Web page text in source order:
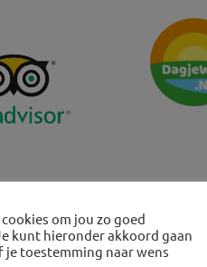
om jou zo goed
kunt hieronder akkoord gaan
toestemming naar wens